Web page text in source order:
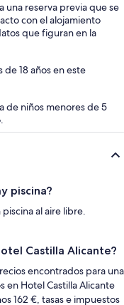
una reserva previa que se
con el alojamiento
que figuran en la
18 años en este
de niños menores de 5
piscina?
al aire libre.
Castilla Alicante?
encontrados para una
en Hotel Castilla Alicante
162 €, tasas e impuestos